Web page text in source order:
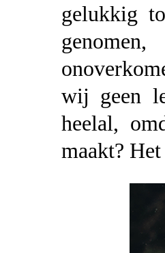
gelukkig
wij geen
heelal,
maakt?